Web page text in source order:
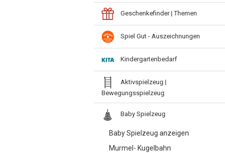
Geschenkefinder | Themen
Spiel Gut - Auszeichnungen
Kindergartenbedarf
Aktivspielzeug |
Bewegungsspielzeug
Baby Spielzeug
Baby Spielzeug anzeigen
Murmel- Kugelbahn